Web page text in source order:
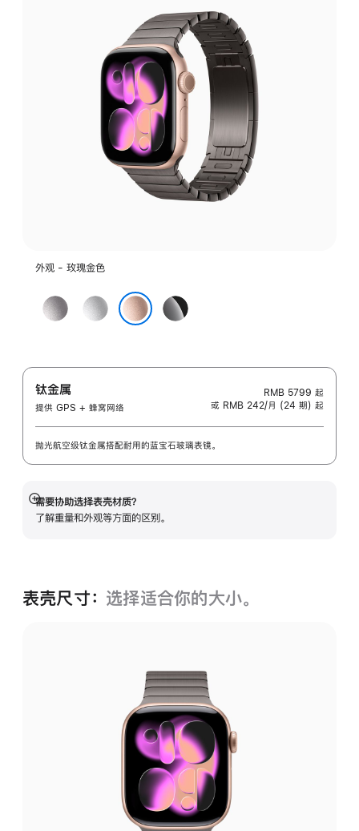
外观 - 玫瑰金色
深
空
色
银
亮
黑
钛金属
提供 GPS + 蜂窝网络
RMB 5799 起
或 RMB 242/月 (24 期) 起
抛光航空级钛金属搭配耐用的蓝宝石玻璃表镜。
需要协助选择表壳材质？
了解重量和外观等方面的区别。
展
开
表壳尺寸： 选择适合你的大小。